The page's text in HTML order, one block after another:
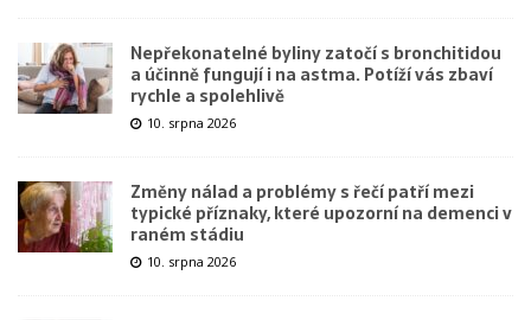
Nepřekonatelné byliny zatočí s bronchitidou
a účinně fungují i na astma. Potíží vás zbaví
rychle a spolehlivě
10. srpna 2026
Změny nálad a problémy s řečí patří mezi
typické příznaky, které upozorní na demenci v
raném stádiu
10. srpna 2026